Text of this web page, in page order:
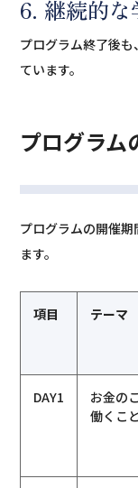
6. 継続的
プログラム終了後
ています。
プログラム
プログラムの開催
ます。
項目 テーマ
DAY1
お金の
働くこと